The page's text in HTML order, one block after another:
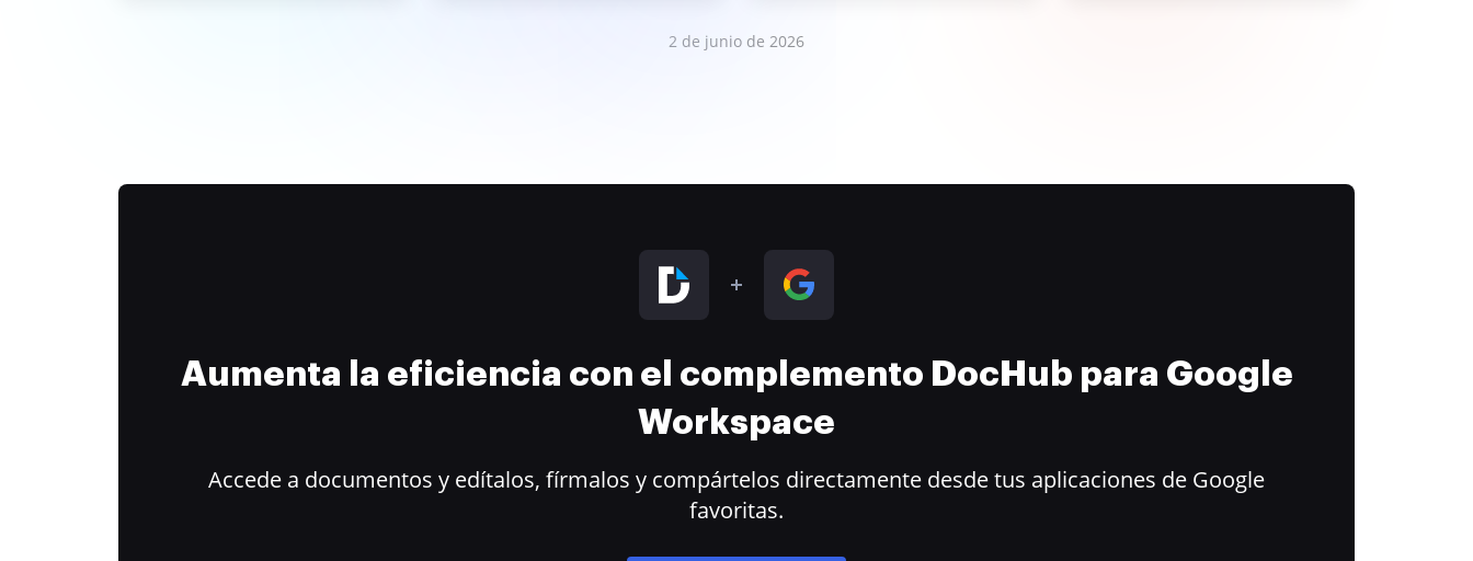
2 de junio de 2026
Aumenta la eficiencia con el complemento DocHub para Google
Workspace
Accede a documentos y edítalos, fírmalos y compártelos directamente desde tus aplicaciones de Google
favoritas.